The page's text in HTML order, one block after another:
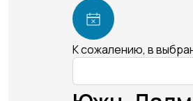
К сожалению, в